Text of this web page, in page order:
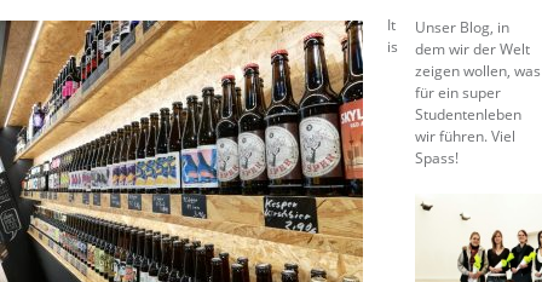
It
is
Unser Blog, in
dem wir der Welt
zeigen wollen, was
für ein super
Studentenleben
wir führen. Viel
Spass!